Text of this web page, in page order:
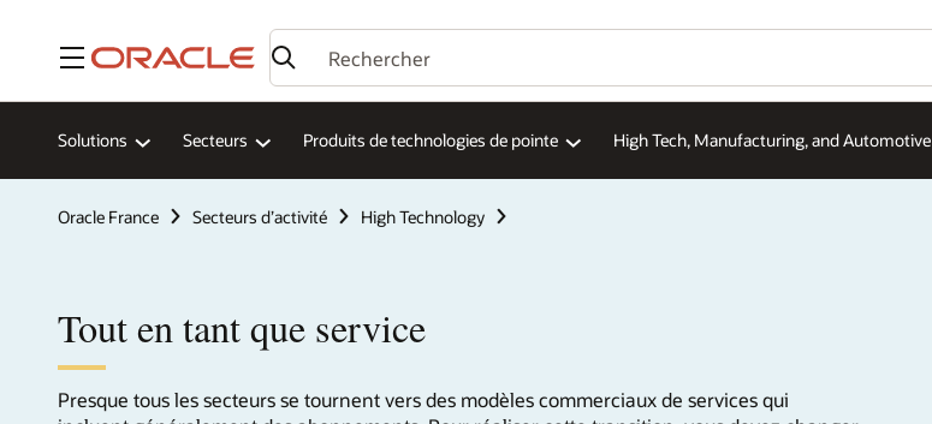
Menu
Solutions Secteurs Produits de technologies de pointe High Tech, Manufacturing, and Automotive
Oracle France Secteurs d’activité High Technology
Tout en tant que service
Presque tous les secteurs se tournent vers des modèles commerciaux de services qui